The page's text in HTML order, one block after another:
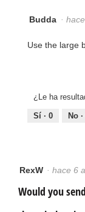
Budda ·
Use the large
¿Le ha
Sí · 0 No ·
RexW · hace 6
Would you